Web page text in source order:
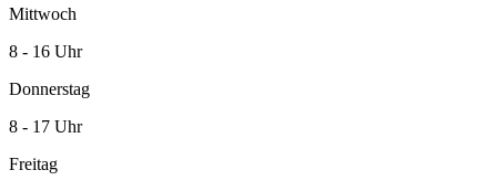
Mittwoch
8 - 16 Uhr
Donnerstag
8 - 17 Uhr
Freitag